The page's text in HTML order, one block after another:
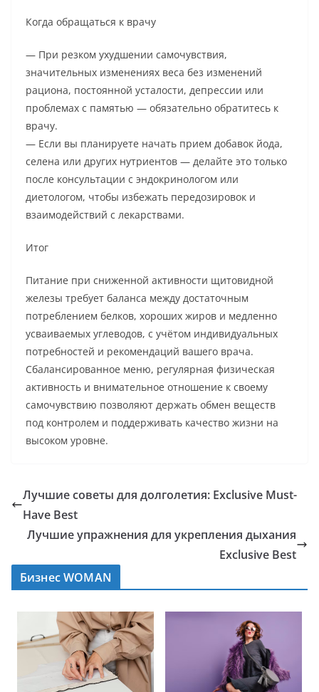
Когда обращаться к врачу
— При резком ухудшении самочувствия,
значительных изменениях веса без изменений
рациона, постоянной усталости, депрессии или
проблемах с памятью — обязательно обратитесь к
врачу.
— Если вы планируете начать прием добавок йода,
селена или других нутриентов — делайте это только
после консультации с эндокринологом или
диетологом, чтобы избежать передозировок и
взаимодействий с лекарствами.
Итог
Питание при сниженной активности щитовидной
железы требует баланса между достаточным
потреблением белков, хороших жиров и медленно
усваиваемых углеводов, с учётом индивидуальных
потребностей и рекомендаций вашего врача.
Сбалансированное меню, регулярная физическая
активность и внимательное отношение к своему
самочувствию позволяют держать обмен веществ
под контролем и поддерживать качество жизни на
высоком уровне.
Лучшие советы для долголетия: Exclusive Must-
Have Best
Лучшие упражнения для укрепления дыхания
Exclusive Best
Бизнес WOMAN